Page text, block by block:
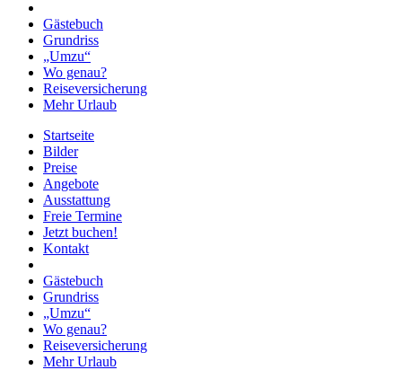
Gästebuch
Grundriss
„Umzu“
Wo genau?
Reiseversicherung
Mehr Urlaub
Startseite
Bilder
Preise
Angebote
Ausstattung
Freie Termine
Jetzt buchen!
Kontakt
Gästebuch
Grundriss
„Umzu“
Wo genau?
Reiseversicherung
Mehr Urlaub